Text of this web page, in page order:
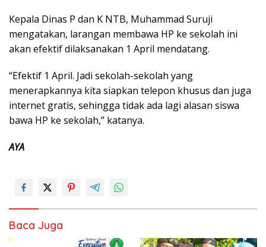
Kepala Dinas P dan K NTB, Muhammad Suruji
mengatakan, larangan membawa HP ke sekolah ini
akan efektif dilaksanakan 1 April mendatang.
“Efektif 1 April. Jadi sekolah-sekolah yang
menerapkannya kita siapkan telepon khusus dan juga
internet gratis, sehingga tidak ada lagi alasan siswa
bawa HP ke sekolah,” katanya.
AYA
Baca Juga